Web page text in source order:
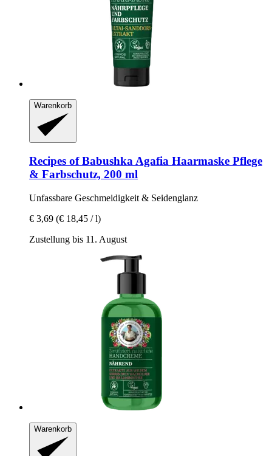
Warenkorb
Recipes of Babushka Agafia Haarmaske Pflege
& Farbschutz, 200 ml
Unfassbare Geschmeidigkeit & Seidenglanz
€ 3,69 (€ 18,45 / l)
Zustellung bis 11. August
Warenkorb